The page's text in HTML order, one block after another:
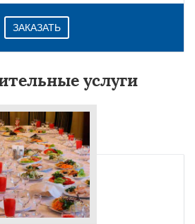
ЗАКАЗАТЬ
услуги